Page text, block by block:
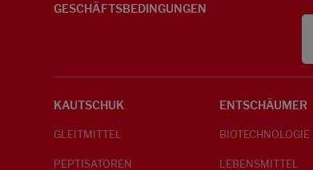
GESCHÄFTSBEDINGUNGEN
KAUTSCHUK
GLEITMITTEL
PEPTISATOREN
ENTSCHÄUMER
BIOTECHNOLOGIE
LEBENSMITTEL